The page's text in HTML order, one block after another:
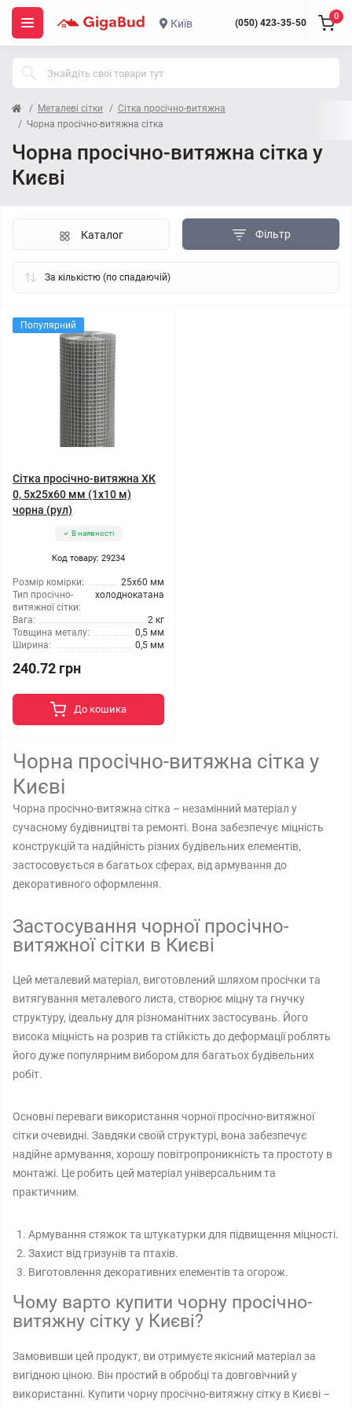
Київ (050) 423-35-50
0
Металеві сітки
Сітка просічно-витяжна
Чорна просічно-витяжна сітка
Чорна просічно-витяжна сітка у
Києві
Фільтр
Каталог
Популярний
Сітка просічно-витяжна ХК
0, 5x25x60 мм (1x10 м)
чорна (рул)
В наявності
Код товару: 29234
Розмір комірки:
25x60 мм
Тип просічно-
витяжної сітки:
холоднокатана
Вага:
2 кг
Товщина металу:
0,5 мм
Ширина:
0,5 мм
240.72 грн
До кошика
Чорна просічно-витяжна сітка у
Києві
Чорна просічно-витяжна сітка – незамінний матеріал у
сучасному будівництві та ремонті. Вона забезпечує міцність
конструкцій та надійність різних будівельних елементів,
застосовується в багатьох сферах, від армування до
декоративного оформлення.
Застосування чорної просічно-
витяжної сітки в Києві
Цей металевий матеріал, виготовлений шляхом просічки та
витягування металевого листа, створює міцну та гнучку
структуру, ідеальну для різноманітних застосувань. Його
висока міцність на розрив та стійкість до деформації роблять
його дуже популярним вибором для багатьох будівельних
робіт.
Основні переваги використання чорної просічно-витяжної
сітки очевидні. Завдяки своїй структурі, вона забезпечує
надійне армування, хорошу повітропроникність та простоту в
монтажі. Це робить цей матеріал універсальним та
практичним.
Армування стяжок та штукатурки для підвищення міцності.
Захист від гризунів та птахів.
Виготовлення декоративних елементів та огорож.
Чому варто купити чорну просічно-
витяжну сітку у Києві?
Замовивши цей продукт, ви отримуєте якісний матеріал за
вигідною ціною. Він простий в обробці та довговічний у
використанні. Купити чорну просічно-витяжну сітку в Києві –